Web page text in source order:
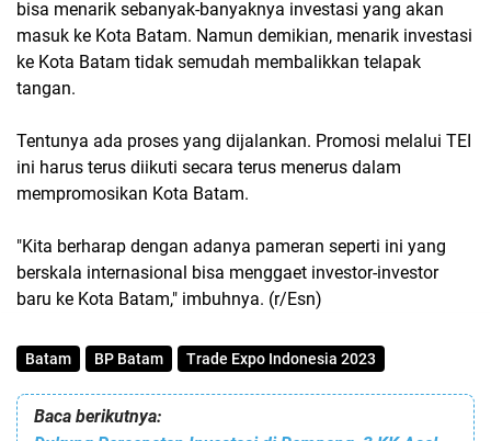
bisa menarik sebanyak-banyaknya investasi yang akan
masuk ke Kota Batam. Namun demikian, menarik investasi
ke Kota Batam tidak semudah membalikkan telapak
tangan.
Tentunya ada proses yang dijalankan. Promosi melalui TEI
ini harus terus diikuti secara terus menerus dalam
mempromosikan Kota Batam.
"Kita berharap dengan adanya pameran seperti ini yang
berskala internasional bisa menggaet investor-investor
baru ke Kota Batam," imbuhnya. (r/Esn)
Batam BP Batam Trade Expo Indonesia 2023
Baca berikutnya: